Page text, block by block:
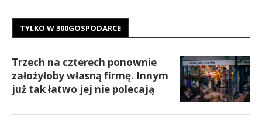
TYLKO W 300GOSPODARCE
Trzech na czterech ponownie
założyłoby własną firmę. Innym
już tak łatwo jej nie polecają